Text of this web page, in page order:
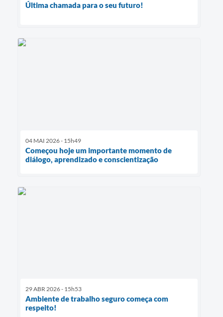
Última chamada para o seu futuro!
04 MAI 2026 - 15h49
Começou hoje um importante momento de
diálogo, aprendizado e conscientização
29 ABR 2026 - 15h53
Ambiente de trabalho seguro começa com
respeito!